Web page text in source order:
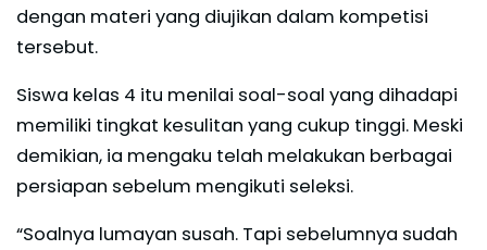
dengan materi yang diujikan dalam kompetisi
tersebut.
Siswa kelas 4 itu menilai soal-soal yang dihadapi
memiliki tingkat kesulitan yang cukup tinggi. Meski
demikian, ia mengaku telah melakukan berbagai
persiapan sebelum mengikuti seleksi.
“Soalnya lumayan susah. Tapi sebelumnya sudah